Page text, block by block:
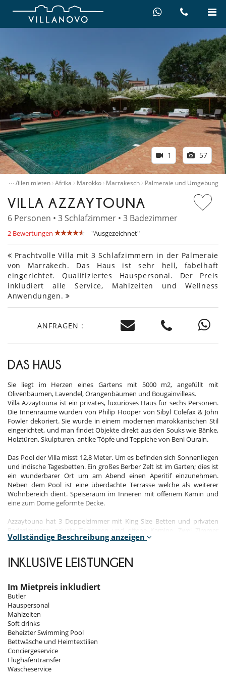
1 57
…Villen mieten Afrika Marokko Marrakesch Palmeraie und Umgebung
VILLA AZZAYTOUNA
6 Personen • 3 Schlafzimmer • 3 Badezimmer
2 Bewertungen "Ausgezeichnet"
Prachtvolle Villa mit 3 Schlafzimmern in der Palmeraie
von Marrakech. Das Haus ist sehr hell, fabelhaft
eingerichtet. Qualifiziertes Hauspersonal. Der Preis
inkludiert alle Service, Mahlzeiten und Wellness
Anwendungen.
ANFRAGEN :
DAS HAUS
Sie liegt im Herzen eines Gartens mit 5000 m2, angefüllt mit
Olivenbäumen, Lavendel, Orangenbäumen und Bougainvilleas.
Villa Azzaytouna ist ein privates, luxuriöses Haus für sechs Personen.
Die Innenräume wurden von Philip Hooper von Sibyl Colefax & John
Fowler dekoriert. Sie wurde in einem modernen marokkanischen Stil
eingerichtet, und man findet Objekte direkt aus den Souks wie Bänke,
Holztüren, Skulpturen, antike Töpfe und Teppiche von Beni Ourain.
Das Pool der Villa misst 12,8 Meter. Um es befinden sich Sonnenliegen
und indische Tagesbetten. Ein großes Berber Zelt ist im Garten; dies ist
ein wunderbarer Ort um am Abend einen Aperitif einzunehmen.
Neben dem Pool ist eine überdachte Terrasse welche als weiterer
Wohnbereich dient. Speiseraum im Inneren mit offenem Kamin und
eine zum Dome geformte Decke.
Azzaytouna hat 3 Doppelzimmer mit King Size Betten und privaten
haben jeweils ein kleines Pool, die in der Nacht beleuchtet werden
Die Villa hat ein Hammam, Raum für Anwendungen. Alle
werden.
Das Haus hat ein diskretes und effizientes Hauspersonal, inklusive
eines privaten Chauffeurs für Ausflüge nach Marrakech. Maria, der
Manager der Villa, steht Ihnen jeden Tag zur Verfügung. Sie können
sich Ihre Speisen von einer großen Menüauswahl heraussuchen
Die Köchin bereitet marokkanische und europäische Speisen, mit
einer Auswahl von frischen Produkten der Saison, zu. Klassische
Speisen für Kinder sind kein Problem.
Vollständige Beschreibung anzeigen
INKLUSIVE LEISTUNGEN
Im Mietpreis inkludiert
Butler
Hauspersonal
Mahlzeiten
Soft drinks
Beheizter Swimming Pool
Bettwäsche und Heimtextilien
Conciergeservice
Flughafentransfer
Wäscheservice